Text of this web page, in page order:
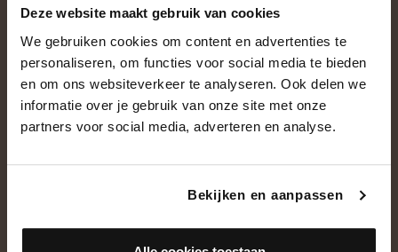
Deze website maakt gebruik van cookies
We gebruiken cookies om content en advertenties te
personaliseren, om functies voor social media te bieden
en om ons websiteverkeer te analyseren. Ook delen we
informatie over je gebruik van onze site met onze
partners voor social media, adverteren en analyse.
Bekijken en aanpassen